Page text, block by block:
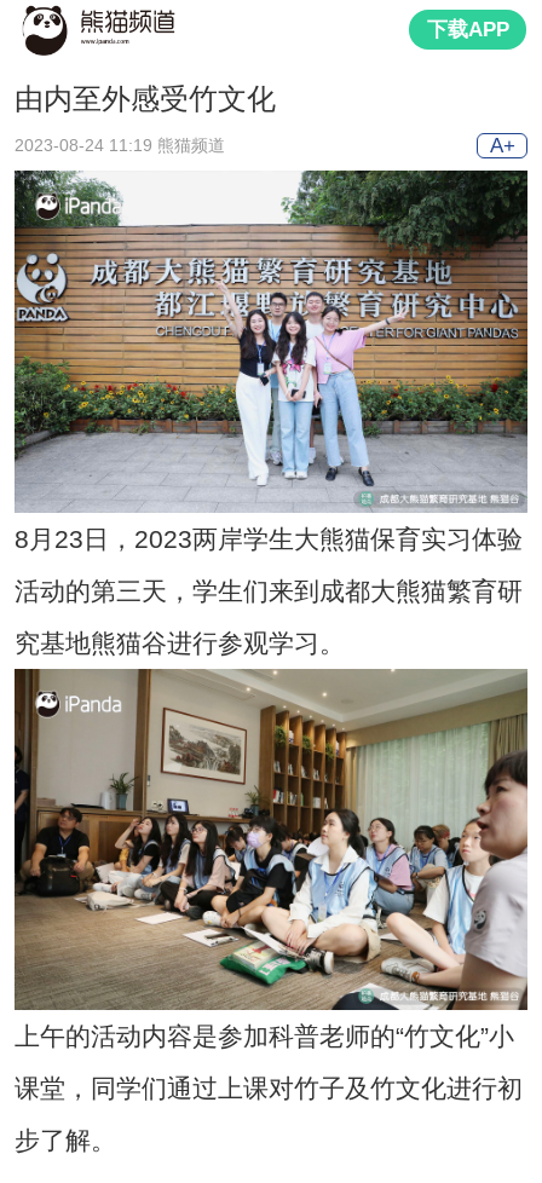
下载APP
由内至外感受竹文化
2023-08-24 11:19 熊猫频道 A+
8月23日，2023两岸学生大熊猫保育实习体验
活动的第三天，学生们来到成都大熊猫繁育研
究基地熊猫谷进行参观学习。
上午的活动内容是参加科普老师的“竹文化”小
课堂，同学们通过上课对竹子及竹文化进行初
步了解。